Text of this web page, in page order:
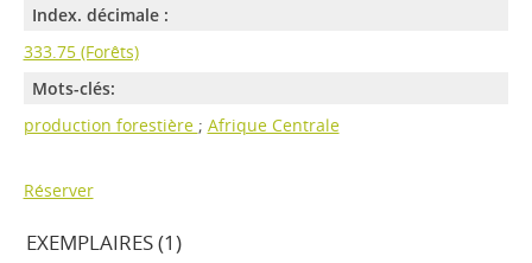
Index. décimale :
333.75 (Forêts)
Mots-clés:
production forestière ; Afrique Centrale
Réserver
EXEMPLAIRES (1)